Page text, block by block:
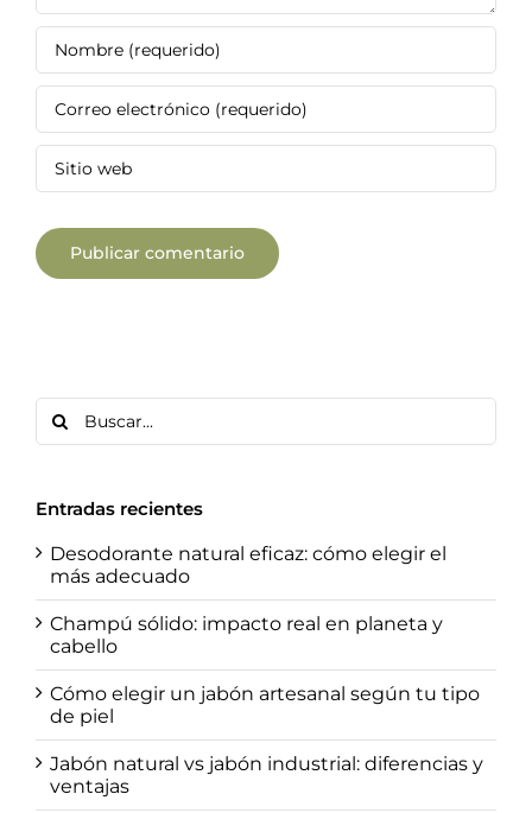
Buscar:
Entradas recientes
Desodorante natural eficaz: cómo elegir el
más adecuado
Champú sólido: impacto real en planeta y
cabello
Cómo elegir un jabón artesanal según tu tipo
de piel
Jabón natural vs jabón industrial: diferencias y
ventajas